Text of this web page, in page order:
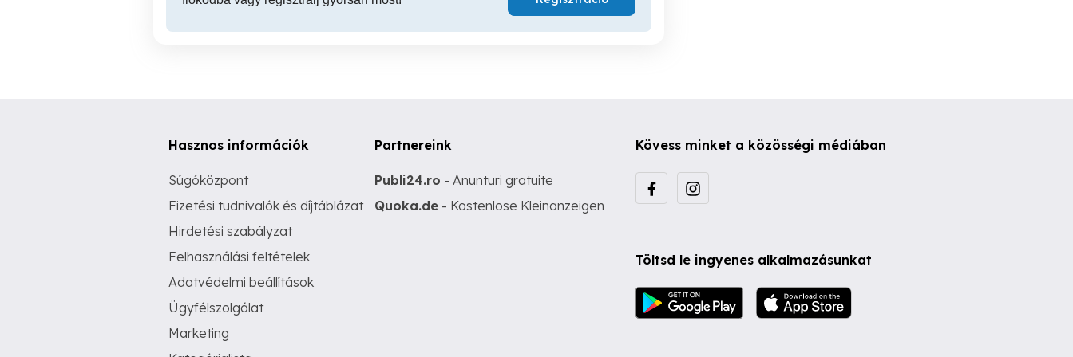
Hasznos információk
Súgóközpont
Fizetési tudnivalók és díjtáblázat
Hirdetési szabályzat
Felhasználási feltételek
Adatvédelmi beállítások
Ügyfélszolgálat
Marketing
Partnereink
Publi24.ro - Anunturi gratuite
Quoka.de - Kostenlose Kleinanzeigen
Kövess minket a közösségi médiában
Töltsd le ingyenes alkalmazásunkat